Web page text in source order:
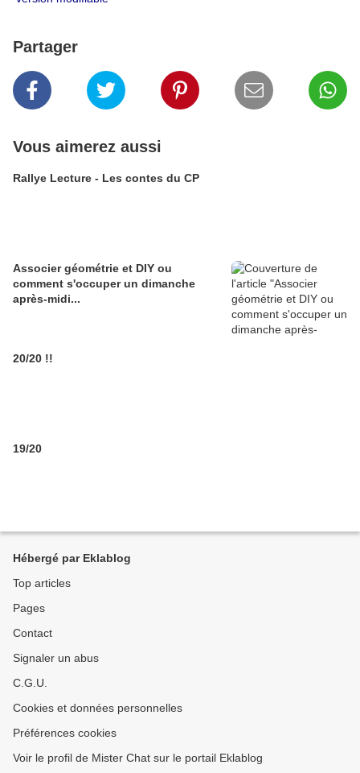
Partager
Vous aimerez aussi
Rallye Lecture - Les contes du CP
Associer géométrie et DIY ou
comment s'occuper un dimanche
après-midi...
20/20 !!
19/20
Hébergé par Eklablog
Top articles
Pages
Contact
Signaler un abus
C.G.U.
Cookies et données personnelles
Préférences cookies
Voir le profil de Mister Chat sur le portail Eklablog